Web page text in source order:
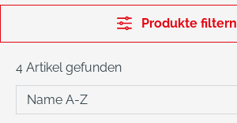
Produkte filtern
4 Artikel gefunden